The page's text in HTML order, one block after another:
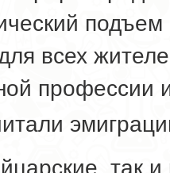
всех
профессии
так